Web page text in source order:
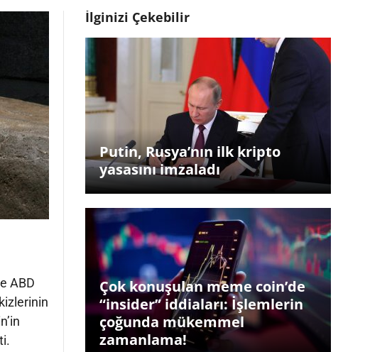
ABD
İlginizi Çekebilir
Putin, Rusya’nın ilk kripto
yasasını imzaladı
Çok konuşulan meme coin’de
“insider” iddiaları: İşlemlerin
çoğunda mükemmel
zamanlama!